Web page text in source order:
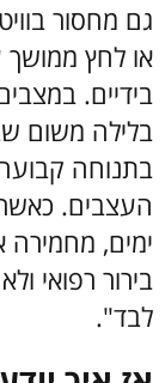
או לחץ ממושך
בידיים.
בלילה משום
בתנוחה
העצבים.
ימים,
בירור רפואי
לבד".